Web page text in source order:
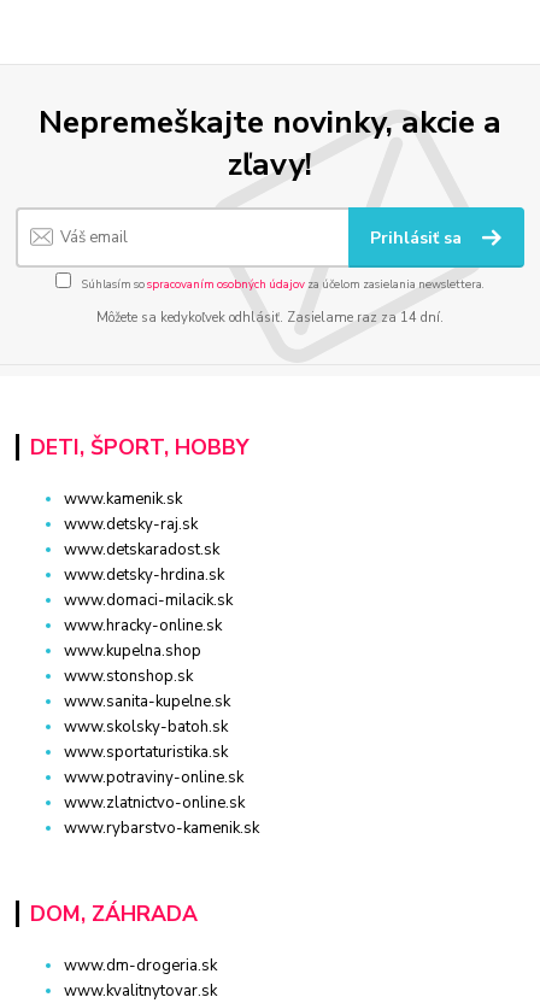
Nepremeškajte novinky, akcie a
zľavy!
Prihlásiť sa
Súhlasím sospracovaním osobných údajov za účelom zasielania newslettera.
Môžete sa kedykoľvek odhlásiť. Zasielame raz za 14 dní.
DETI, ŠPORT, HOBBY
www.kamenik.sk
www.detsky-raj.sk
www.detskaradost.sk
www.detsky-hrdina.sk
www.domaci-milacik.sk
www.hracky-online.sk
www.kupelna.shop
www.stonshop.sk
www.sanita-kupelne.sk
www.skolsky-batoh.sk
www.sportaturistika.sk
www.potraviny-online.sk
www.zlatnictvo-online.sk
www.rybarstvo-kamenik.sk
DOM, ZÁHRADA
www.dm-drogeria.sk
www.kvalitnytovar.sk